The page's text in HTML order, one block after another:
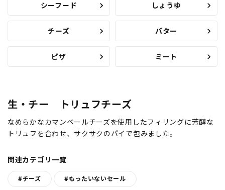
シーフード しょうゆ
チーズ バター
ピザ ミート
生・チー トリュフチーズ
なめらかなカマンベールチーズを使用したフィリングに芳醇な
トリュフを合わせ、サクサクのパイで包みました。
関連カテゴリ一覧
#チーズ #もったいないセール